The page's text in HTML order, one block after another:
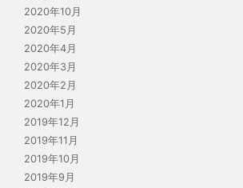
2020年10月
2020年5月
2020年4月
2020年3月
2020年2月
2020年1月
2019年12月
2019年11月
2019年10月
2019年9月